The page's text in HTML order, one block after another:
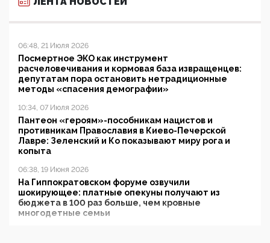
06:48, 21 Июля 2026
Посмертное ЭКО как инструмент
расчеловечивания и кормовая база извращенцев:
депутатам пора остановить нетрадиционные
методы «спасения демографии»
10:34, 07 Июля 2026
Пантеон «героям»-пособникам нацистов и
противникам Православия в Киево-Печерской
Лавре: Зеленский и Ко показывают миру рога и
копыта
06:38, 19 Июня 2026
На Гиппократовском форуме озвучили
шокирующее: платные опекуны получают из
бюджета в 100 раз больше, чем кровные
многодетные семьи